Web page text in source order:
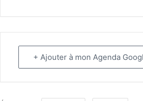
+ Ajouter à mon Agenda